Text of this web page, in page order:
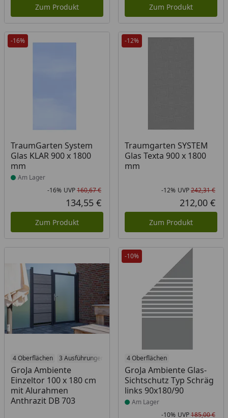
Zum Produkt Zum Produkt
-16%
TraumGarten System
Glas KLAR 900 x 1800
mm
Produkt am Lager
Am Lager
Rabatt in Prozent
-16%
Ursprünglicher Preis
UVP160,67 €
Aktueller Preis
134,55 €
Zum Produkt
-12%
Traumgarten SYSTEM
Glas Texta 900 x 1800
mm
-12% UVP242,31 €
212,00 €
Zum Produkt
4 Oberflächen 3 Ausführungen
GroJa Ambiente
Einzeltor 100 x 180 cm
mit Alurahmen
Anthrazit DB 703
-10%
4 Oberflächen
GroJa Ambiente Glas-
Sichtschutz Typ Schräg
links 90x180/90
Produkt am Lager
Am Lager
-10% UVP185,00 €